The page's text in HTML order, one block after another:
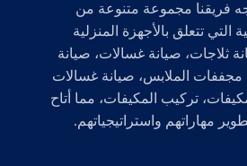
فريقنا مجموعة متنوعة من
التي تتعلق بالأجهزة المنزلية
ثلاجات، صيانة غسالات، صيانة
مجففات الملابس، صيانة غسالات
تركيب المكيفات، مما أتاح
مهاراتهم واستراتيجياتهم.